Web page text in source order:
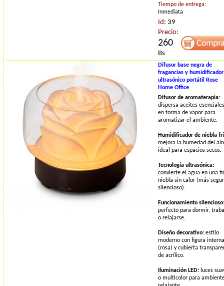
Tiempo de entrega:
Inmediata
Id: 39
Precio:
260
Bs
Difusor base negra de
fragancias y humidificador
ultrasónico portátil Rose
Home Office
Difusor de aromaterapia:
dispersa aceites esenciales
en forma de vapor para
aromatizar el ambiente.
Humidificador de niebla
mejora la humedad del
ideal para espacios secos.
Tecnología ultrasónica:
convierte el agua en una
niebla sin calor (más
silencioso).
Funcionamiento silencioso:
perfecto para dormir,
o relajarse.
Diseño decorativo: estilo
moderno con figura interna
(rosa) y cubierta
de acrílico.
Iluminación LED: luces
o multicolor para